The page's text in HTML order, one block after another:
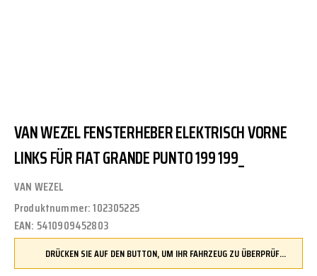
VAN WEZEL FENSTERHEBER ELEKTRISCH VORNE
LINKS FÜR FIAT GRANDE PUNTO 199 199_
VAN WEZEL
Produktnummer:102305225
EAN: 5410909452803
DRÜCKEN SIE AUF DEN BUTTON, UM IHR FAHRZEUG ZU ÜBERPRÜFEN UND SICHERZUSTELLEN, DASS DIESES TEIL KOMPATIBEL IST, BEVOR SIE ES BESTELLEN